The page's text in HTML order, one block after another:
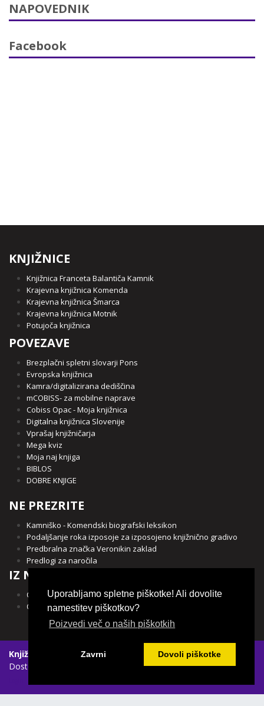
NAPOVEDNIK
Facebook
KNJIŽNICE
Knjižnica Franceta Balantiča Kamnik
Krajevna knjižnica Komenda
Krajevna knjižnica Šmarca
Krajevna knjižnica Motnik
Potujoča knjižnica
POVEZAVE
Brezplačni spletni slovarji Pons
Evropska knjižnica
Kamra/digitalizirana dediščina
mCOBISS- za mobilne naprave
Cobiss Opac - Moja knjižnica
Digitalna knjižnica Slovenije
Vprašaj knjižničarja
Mega kviz
Moja naj knjiga
BIBLOS
DOBRE KNJIGE
NE PREZRITE
Kamniško - Komendski biografski leksikon
Podaljšanje roka izposoje za izposojeno knjižnično gradivo
Predbralna značka Veronikin zaklad
Predlogi za naročila
IZ NAŠE OBČINE
Občina Kamnik
Občina Komenda
Knjižnica Franceta Balantiča Kamnik | Spletni piškotki
Dostopnost vsebin
Uporabljamo spletne piškotke! Ali dovolite
namestitev piškotkov?
Poizvedi več o naših piškotkih
Zavrni Dovoli piškotke